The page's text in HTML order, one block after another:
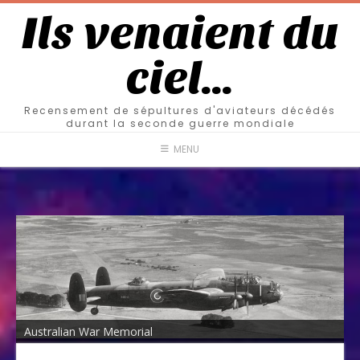
Ils venaient du
ciel…
Recensement de sépultures d'aviateurs décédés
durant la seconde guerre mondiale
MENU
Australian War Memorial